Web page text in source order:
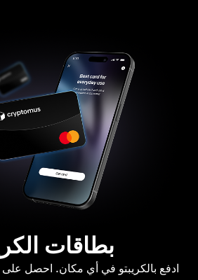
بطاقات
ادفع بالكريبتو في أي مكان. احصل على